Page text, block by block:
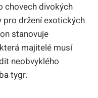
chovech divokých
pro držení exotických
stanovuje
majitelé musí
neobvyklého
tygr.